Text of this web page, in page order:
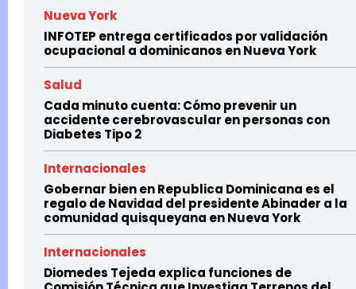
Nueva York
INFOTEP entrega certificados por validación
ocupacional a dominicanos en Nueva York
Salud
Cada minuto cuenta: Cómo prevenir un
accidente cerebrovascular en personas con
Diabetes Tipo 2
Internacionales
Gobernar bien en Republica Dominicana es el
regalo de Navidad del presidente Abinader a la
comunidad quisqueyana en Nueva York
Internacionales
Diomedes Tejeda explica funciones de